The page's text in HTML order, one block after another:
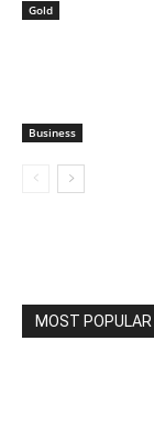
Gold
Business
MOST POPULAR